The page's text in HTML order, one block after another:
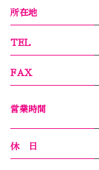
所在地
TEL
FAX
営業時間
休 日